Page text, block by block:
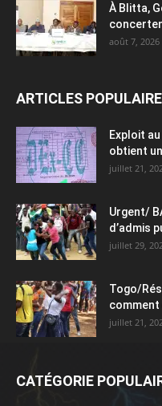
À Blitta,
août 7, 2026
ARTICLES
Exploit
obtient
juillet 21,
Urgent/
d’admis
juillet 29,
Togo/
comment
juillet 21,
CATÉGORIE